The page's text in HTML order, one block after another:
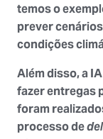
temos o
prever
condições
Além disso, a
fazer entregas
foram
processo de